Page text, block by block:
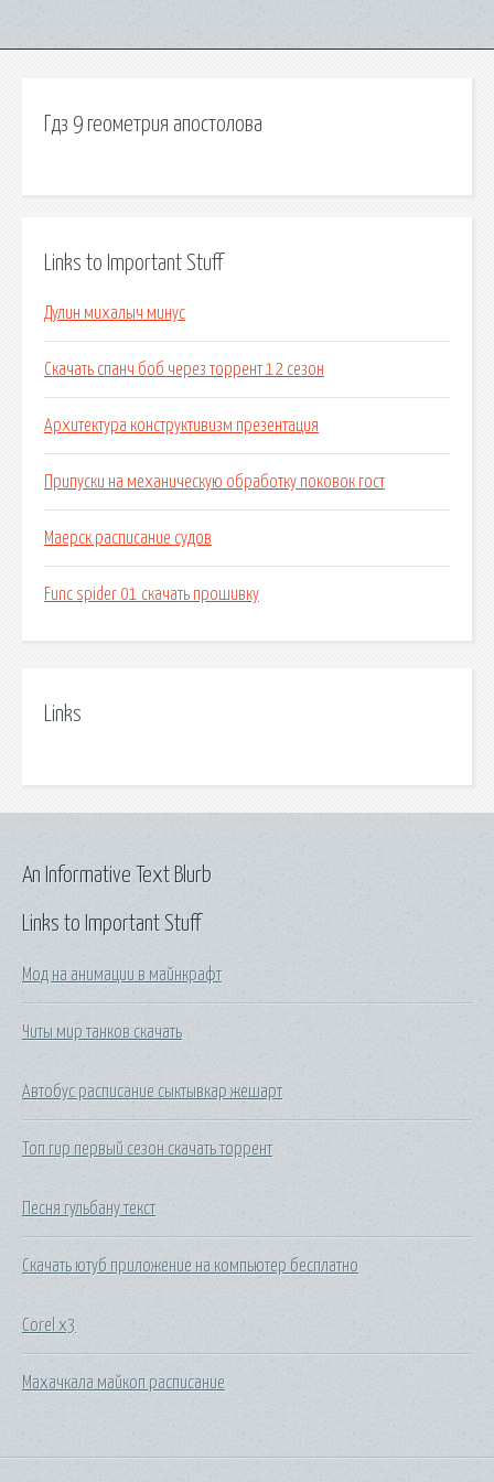
Гдз 9 геометрия апостолова
Links to Important Stuff
Дулин михалыч минус
Скачать спанч боб через торрент 12 сезон
Архитектура конструктивизм презентация
Припуски на механическую обработку поковок гост
Маерск расписание судов
Func spider 01 скачать прошивку
Links
Links to Important Stuff
Мод на анимации в майнкрафт
Читы мир танков скачать
Автобус расписание сыктывкар жешарт
Топ гир первый сезон скачать торрент
Песня гульбану текст
Скачать ютуб приложение на компьютер бесплатно
Corel x3
Махачкала майкоп расписание
An Informative Text Blurb